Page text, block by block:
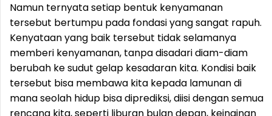
Namun ternyata setiap bentuk kenyamanan
tersebut bertumpu pada fondasi yang sangat rapuh.
Kenyataan yang baik tersebut tidak selamanya
memberi kenyamanan, tanpa disadari diam-diam
berubah ke sudut gelap kesadaran kita. Kondisi baik
tersebut bisa membawa kita kepada lamunan di
mana seolah hidup bisa diprediksi, diisi dengan semua